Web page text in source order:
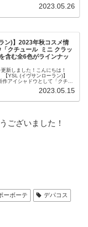
2023.05.26
ン)】2023年秋コスメ情
クチュール ミニ クラッ
含む全6色がラインナッ
新しました！こんにちは！
YSL (イヴサンローラン)】
アイシャドウとして「クチュ
2023.05.15
ございました！
ーボーテ
デパコス